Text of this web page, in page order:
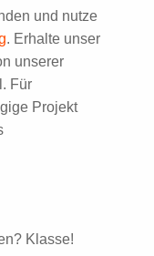
und nutze
. Erhalte unser
unserer
Für
Projekt
Klasse!